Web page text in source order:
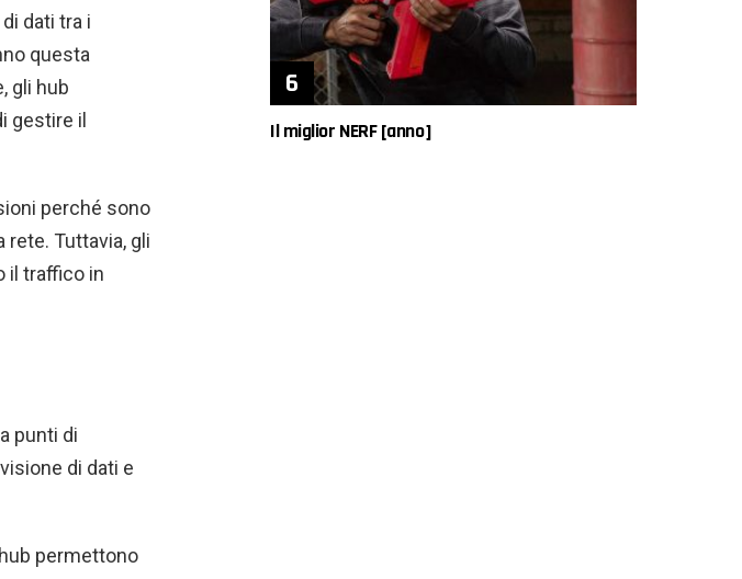
dati tra i
questa
gli hub
gestire il
perché sono
Tuttavia, gli
il traffico in
punti di
di dati e
permettono
Il miglior NERF [anno]